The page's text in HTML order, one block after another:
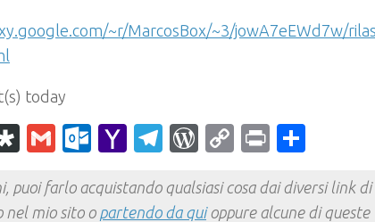
~r/MarcosBox/~3/jowA7eEWd7w/
today
Diaspora
GmailOutlook.com
YahooTelegram
WordPress
CopyPrint
puoi farlo acquistando qualsiasi cosa dai diversi link di
nel mio sito o partendo da quioppure alcune di queste